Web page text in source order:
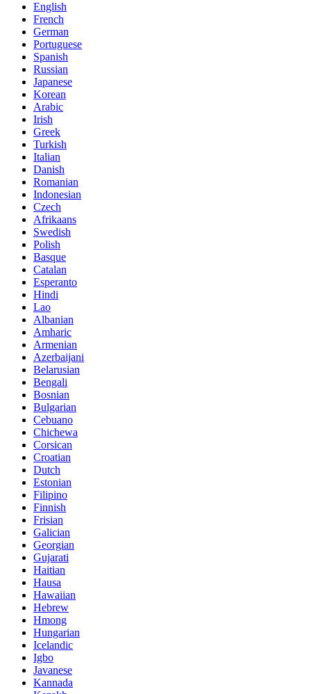
English
French
German
Portuguese
Spanish
Russian
Japanese
Korean
Arabic
Irish
Greek
Turkish
Italian
Danish
Romanian
Indonesian
Czech
Afrikaans
Swedish
Polish
Basque
Catalan
Esperanto
Hindi
Lao
Albanian
Amharic
Armenian
Azerbaijani
Belarusian
Bengali
Bosnian
Bulgarian
Cebuano
Chichewa
Corsican
Croatian
Dutch
Estonian
Filipino
Finnish
Frisian
Galician
Georgian
Gujarati
Haitian
Hausa
Hawaiian
Hebrew
Hmong
Hungarian
Icelandic
Igbo
Javanese
Kannada